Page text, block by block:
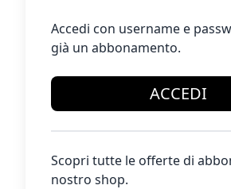
Accedi con username e
già un abbonamento.
ACCEDI
Scopri tutte le offerte di
nostro shop.